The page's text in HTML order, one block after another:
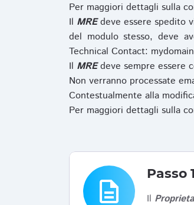
Per maggiori dettagli sulla
Il MREdeve essere spedito
del modulo stesso, deve
Technical Contact:
Il MREdeve sempre essere
Non verranno processate
Contestualmente alla
Per maggiori dettagli sulla
description
Passo 1
Il